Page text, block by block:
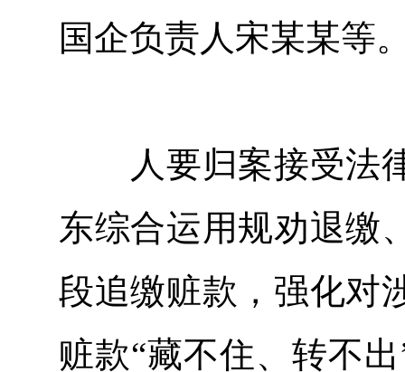
国企负责人宋某某等
人要归案接受法律
东综合运用规劝退缴
段追缴赃款，强化对
赃款“藏不住、转不